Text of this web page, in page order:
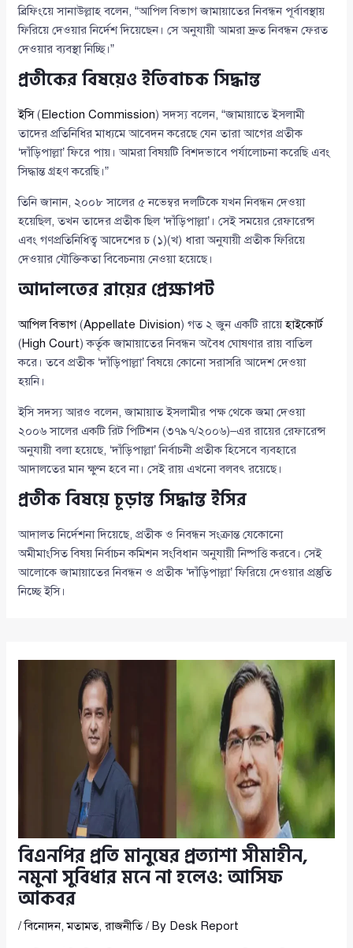
ব্রিফিংয়ে সানাউল্লাহ বলেন, “আপিল বিভাগ জামায়াতের নিবন্ধন পূর্বাবস্থায়
ফিরিয়ে দেওয়ার নির্দেশ দিয়েছেন। সে অনুযায়ী আমরা দ্রুত নিবন্ধন ফেরত
দেওয়ার ব্যবস্থা নিচ্ছি।”
প্রতীকের বিষয়েও ইতিবাচক সিদ্ধান্ত
ইসি(Election Commission) সদস্য বলেন, “জামায়াতে ইসলামী
তাদের প্রতিনিধির মাধ্যমে আবেদন করেছে যেন তারা আগের প্রতীক
‘দাঁড়িপাল্লা’ ফিরে পায়। আমরা বিষয়টি বিশদভাবে পর্যালোচনা করেছি এবং
সিদ্ধান্ত গ্রহণ করেছি।”
তিনি জানান, ২০০৮ সালের ৫ নভেম্বর দলটিকে যখন নিবন্ধন দেওয়া
হয়েছিল, তখন তাদের প্রতীক ছিল ‘দাঁড়িপাল্লা’। সেই সময়ের রেফারেন্স
এবং গণপ্রতিনিধিত্ব আদেশের চ (১)(খ) ধারা অনুযায়ী প্রতীক ফিরিয়ে
দেওয়ার যৌক্তিকতা বিবেচনায় নেওয়া হয়েছে।
আদালতের রায়ের প্রেক্ষাপট
আপিল বিভাগ(Appellate Division) গত ২ জুন একটি রায়েহাইকোর্ট
(High Court) কর্তৃক জামায়াতের নিবন্ধন অবৈধ ঘোষণার রায় বাতিল
করে। তবে প্রতীক ‘দাঁড়িপাল্লা’ বিষয়ে কোনো সরাসরি আদেশ দেওয়া
হয়নি।
ইসি সদস্য আরও বলেন, জামায়াত ইসলামীর পক্ষ থেকে জমা দেওয়া
২০০৬ সালের একটি রিট পিটিশন (৩৭৯৭/২০০৬)–এর রায়ের রেফারেন্স
অনুযায়ী বলা হয়েছে, ‘দাঁড়িপাল্লা’ নির্বাচনী প্রতীক হিসেবে ব্যবহারে
আদালতের মান ক্ষুণ্ন হবে না। সেই রায় এখনো বলবৎ রয়েছে।
প্রতীক বিষয়ে চূড়ান্ত সিদ্ধান্ত ইসির
আদালত নির্দেশনা দিয়েছে, প্রতীক ও নিবন্ধন সংক্রান্ত যেকোনো
অমীমাংসিত বিষয় নির্বাচন কমিশন সংবিধান অনুযায়ী নিষ্পত্তি করবে। সেই
আলোকে জামায়াতের নিবন্ধন ও প্রতীক ‘দাঁড়িপাল্লা’ ফিরিয়ে দেওয়ার প্রস্তুতি
নিচ্ছে ইসি।
বিএনপির প্রতি মানুষের প্রত্যাশা সীমাহীন,
নমুনা সুবিধার মনে না হলেও: আসিফ
আকবর
/বিনোদন,মতামত,রাজনীতি/ By Desk Report